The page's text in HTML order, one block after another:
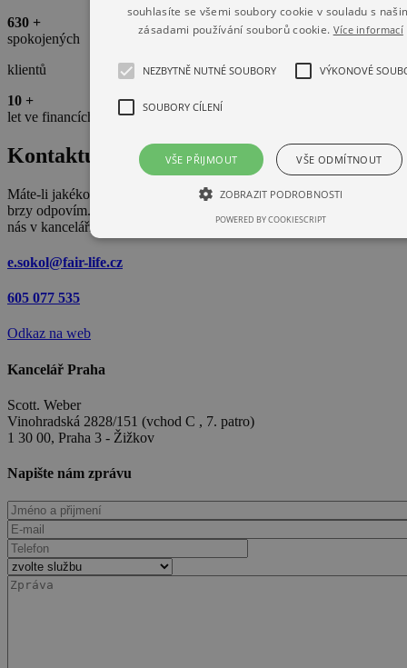
630 +
spokojených
klientů
10 +
let ve financích
Kontaktujte mě
Máte-li jakékoliv dotazy, stačí vyplnit kontaktní formulář a já Vám
brzy odpovím. Pokud bydlíte poblíž, můžete se zastavit rovnou u
nás v kanceláři.
e.sokol@fair-life.cz
605 077 535
Odkaz na web
Kancelář Praha
Scott. Weber
Vinohradská 2828/151 (vchod C , 7. patro)
1 30 00, Praha 3 - Žižkov
Napište nám zprávu
souhlasíte se všemi soubory cookie v souladu s
zásadami používání souborů cookie. Více informací
NEZBYTNĚ NUTNÉ SOUBORY VÝKONOVÉ
SOUBORY CÍLENÍ
VŠE PŘIJMOUT VŠE ODMÍTNOUT
ZOBRAZIT PODROBNOSTI
POWERED BY COOKIESCRIPT